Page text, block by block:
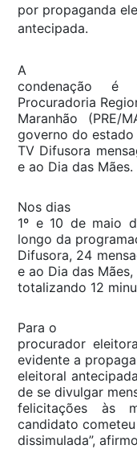
por propaganda
antecipada.
A
condenação é
Procuradoria
Maranhão
governo do
TV Difusora
e ao Dia das Mães.
Nos dias
1º e 10 de maio
longo da
Difusora, 24
e ao Dia das Mães,
totalizando 12
Para o
procurador
evidente a
eleitoral
de se divulgar
felicitações às
candidato
dissimulada”,